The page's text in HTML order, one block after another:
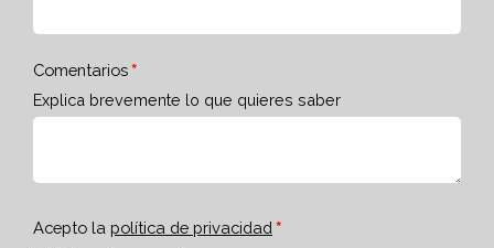
Comentarios
Explica brevemente lo que quieres saber
Acepto la política de privacidad